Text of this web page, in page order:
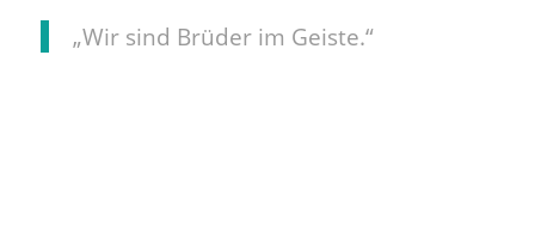
„Wir sind Brüder im Geiste.“